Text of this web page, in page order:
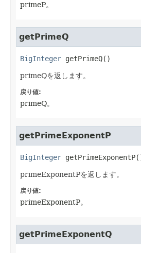
primeP。
getPrimeQ
BigInteger getPrimeQ()
primeQを返します。
戻り値:
primeQ。
getPrimeExponentP
BigInteger getPrimeExponentP
primeExponentPを返します。
戻り値:
primeExponentP。
getPrimeExponentQ